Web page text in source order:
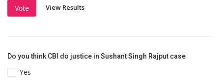
Vote View Results
Do you think CBI do justice in Sushant Singh Rajput case
Yes